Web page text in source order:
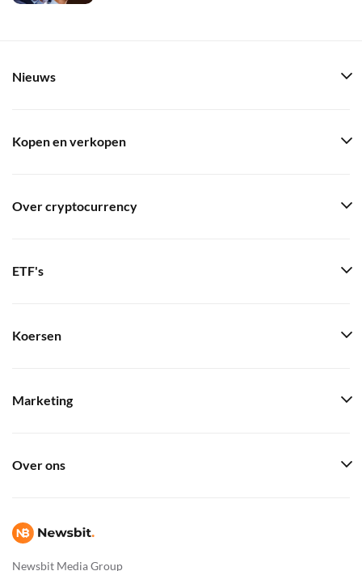
Newsbit Media Group
Nieuws
Kopen en verkopen
Over cryptocurrency
ETF's
Koersen
Marketing
Over ons